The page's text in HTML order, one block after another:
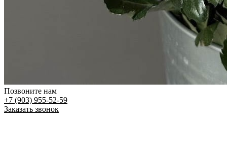
Позвоните нам
+7 (903) 955-52-59
Заказать звонок